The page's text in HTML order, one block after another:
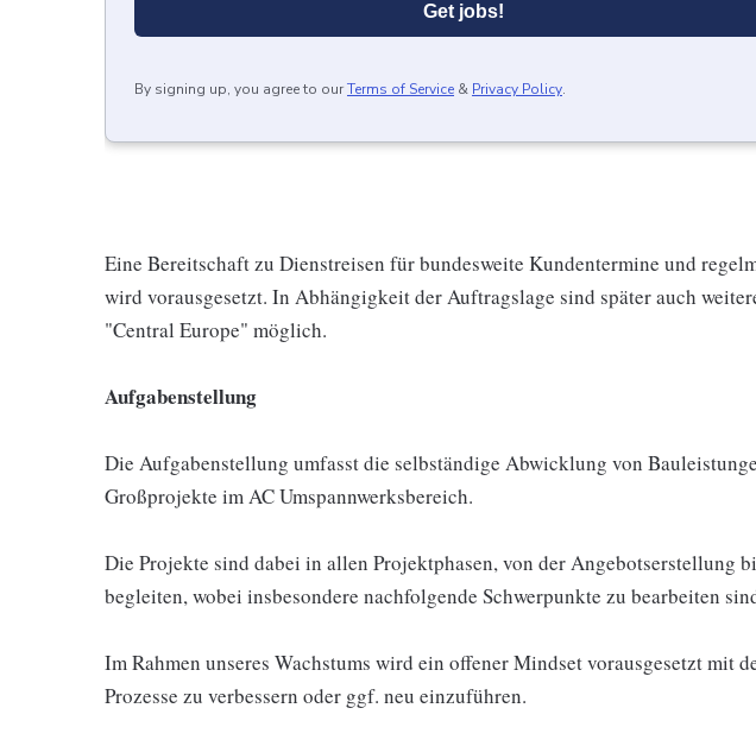
Get jobs!
By signing up, you agree to ourTerms of Service & Privacy Policy.
Eine Bereitschaft zu Dienstreisen für bundesweite Kundentermine und
wird vorausgesetzt. In Abhängigkeit der Auftragslage sind später auch
"Central Europe" möglich.
Aufgabenstellung
Die Aufgabenstellung umfasst die selbständige Abwicklung von
Großprojekte im AC Umspannwerksbereich.
Die Projekte sind dabei in allen Projektphasen, von der Angebotserstellung
begleiten, wobei insbesondere nachfolgende Schwerpunkte zu bearbeiten
Im Rahmen unseres Wachstums wird ein offener Mindset vorausgesetzt mit
Prozesse zu verbessern oder ggf. neu einzuführen.